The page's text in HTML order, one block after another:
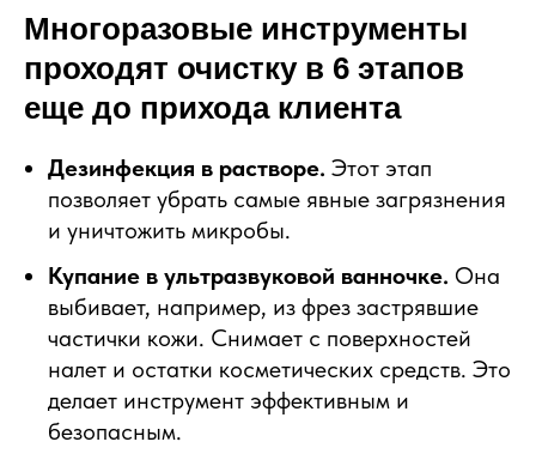
Многоразовые инструменты
проходят очистку в 6 этапов
еще до прихода клиента
Дезинфекция в растворе. Этот этап
позволяет убрать самые явные загрязнения
и уничтожить микробы.
Купание в ультразвуковой ванночке. Она
выбивает, например, из фрез застрявшие
частички кожи. Снимает с поверхностей
налет и остатки косметических средств. Это
делает инструмент эффективным и
безопасным.